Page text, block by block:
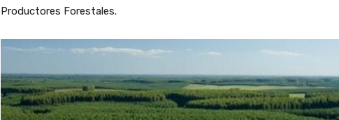
Productores Forestales.